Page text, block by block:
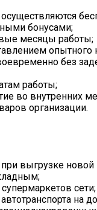
бонусами;
месяцы работы;
опытного
без
работы;
во внутренних
организации.
выгрузке новой
сети;
на